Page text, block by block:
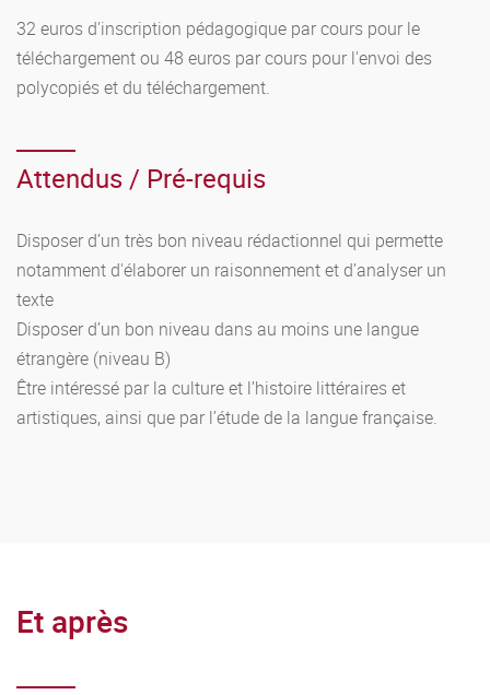
32 euros d'inscription pédagogique par cours pour le
téléchargement ou 48 euros par cours pour l'envoi des
polycopiés et du téléchargement.
Attendus / Pré-requis
Disposer d’un très bon niveau rédactionnel qui permette
notamment d'élaborer un raisonnement et d’analyser un
texte
Disposer d’un bon niveau dans au moins une langue
étrangère (niveau B)
Être intéressé par la culture et l’histoire littéraires et
artistiques, ainsi que par l’étude de la langue française.
Et après